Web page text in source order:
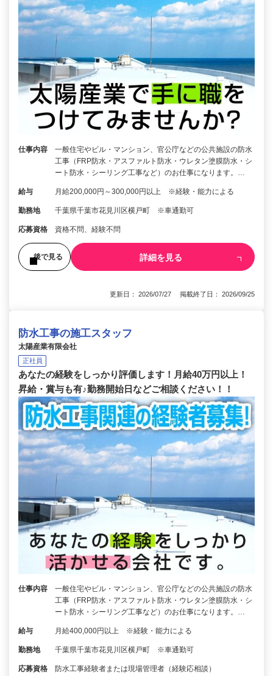
仕事内容
一般住宅やビル・マンション、官公庁などの公共施設の防水
工事（FRP防水・アスファルト防水・ウレタン塗膜防水・シ
ート防水・シーリング工事など）のお仕事になります。…
給与 月給200,000円～300,000円以上 ※経験・能力による
勤務地 千葉県千葉市花見川区横戸町 ※車通勤可
応募資格 資格不問、経験不問
後で見る 詳細を見る
更新日： 2026/07/27 掲載終了日： 2026/09/25
防水工事の施工スタッフ
太陽産業有限会社
正社員
あなたの経験をしっかり評価します！月給40万円以上！
昇給・賞与も有♪勤務開始日などご相談ください！！
仕事内容
一般住宅やビル・マンション、官公庁などの公共施設の防水
工事（FRP防水・アスファルト防水・ウレタン塗膜防水・シ
ート防水・シーリング工事など）のお仕事になります。…
給与 月給400,000円以上 ※経験・能力による
勤務地 千葉県千葉市花見川区横戸町 ※車通勤可
応募資格 防水工事経験者または現場管理者（経験応相談）